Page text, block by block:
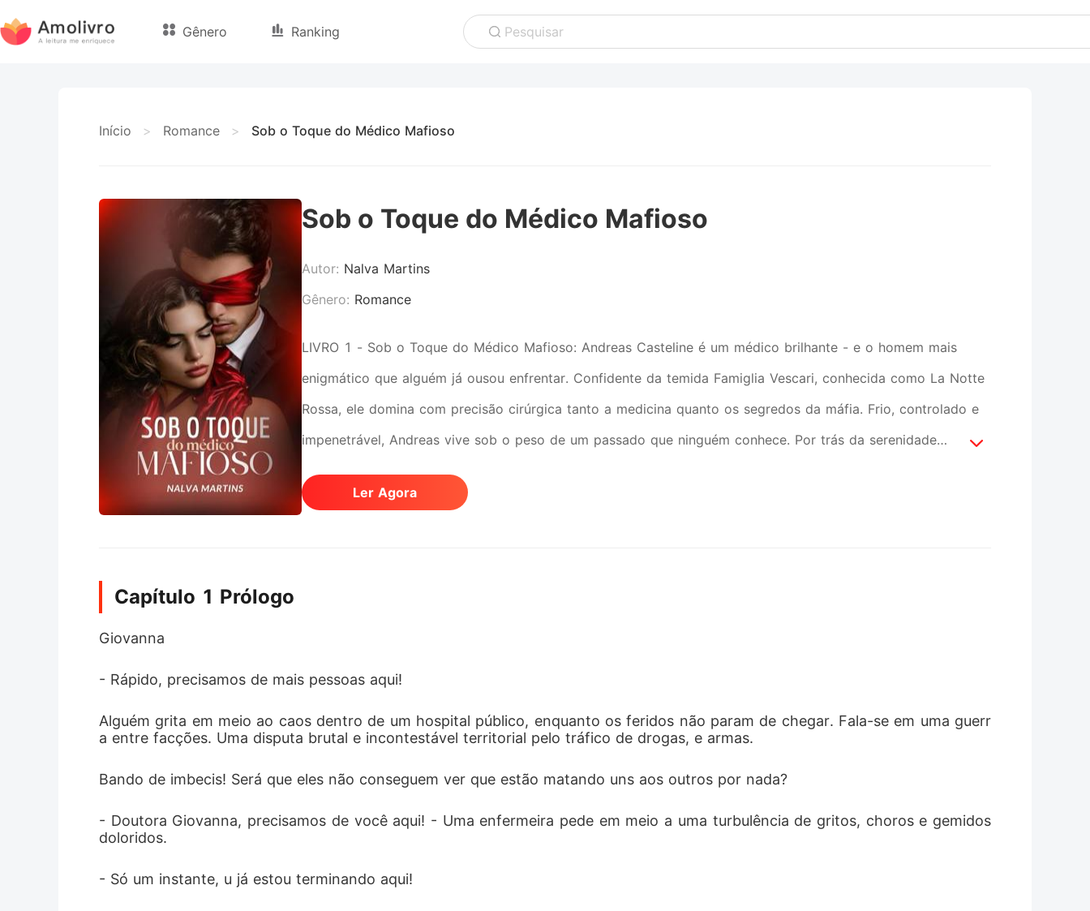
Gênero Ranking Pesquisar
Início > Romance > Sob o Toque do Médico Mafioso
Sob o Toque do Médico Mafioso
Autor: Nalva Martins
Gênero: Romance
LIVRO 1 - Sob o Toque do Médico Mafioso: Andreas Casteline é um médico brilhante - e o homem mais
enigmático que alguém já ousou enfrentar. Confidente da temida Famiglia Vescari, conhecida como La Notte
Rossa, ele domina com precisão cirúrgica tanto a medicina quanto os segredos da máfia. Frio, controlado e
impenetrável, Andreas vive sob o peso de um passado que ninguém conhece. Por trás da serenidade
impecável, existe uma dor antiga... e uma crueldade adormecida, pronta para despertar com um único erro.
Giovanna Fontana é jovem, determinada e está prestes a se formar em medicina. Órfã desde cedo, dedicou
Constantino é um homem forjado pela dor. CEO temido, implacável e solitário, carrega no rosto uma cicatriz
que não apenas desfigura sua pele, mas mantém viva a lembrança de uma traição que o destruiu. Desde
então, ninguém é autorizado a encará-lo. Olhares são proibidos. Desobediência é punida. O medo é a sua
armadura. Virna Casteline é tudo o que ele não esperava. Filha de um médico ligado à máfia, ela cresceu
está entrando no território de um homem quebrado... nem que sua presença mudará tudo. O que Constantino
Ler Agora
Capítulo 1 Prólogo
Giovanna
- Rápido, precisamos de mais pessoas aqui!
Alguém grita em meio ao caos dentro de um hospital público, enquanto os feridos não param de chegar. Fala-se em uma guerr
a entre facções. Uma disputa brutal e incontestável territorial pelo tráfico de drogas, e armas.
Bando de imbecis! Será que eles não conseguem ver que estão matando uns aos outros por nada?
- Doutora Giovanna, precisamos de você aqui! - Uma enfermeira pede em meio a uma turbulência de gritos, choros e gemidos
doloridos.
- Só um instante, u já estou terminando aqui!